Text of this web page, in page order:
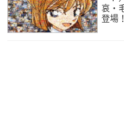
哀・
登場！